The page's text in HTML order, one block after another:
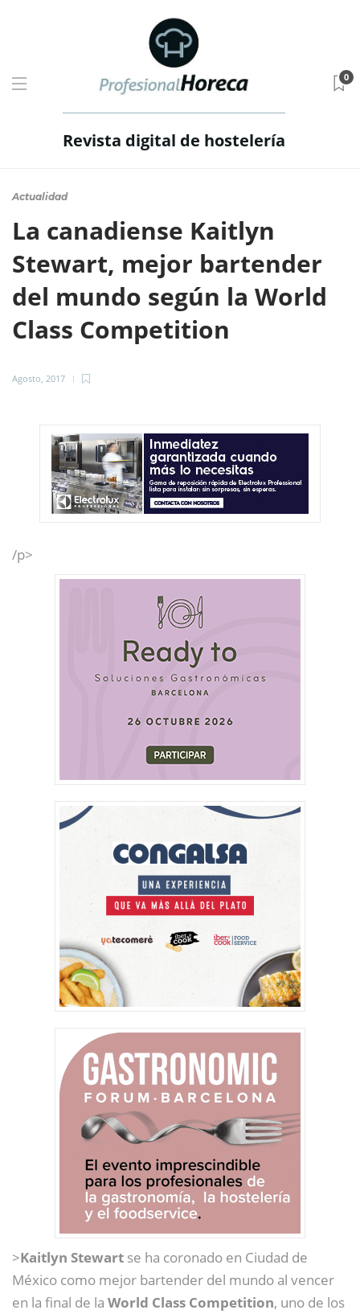
Revista digital de hostelería
0
Actualidad
La canadiense Kaitlyn
Stewart, mejor bartender
del mundo según la World
Class Competition
Agosto, 2017
/p>
>Kaitlyn Stewart se ha coronado en Ciudad de
México como mejor bartender del mundo al vencer
en la final de la World Class Competition, uno de los